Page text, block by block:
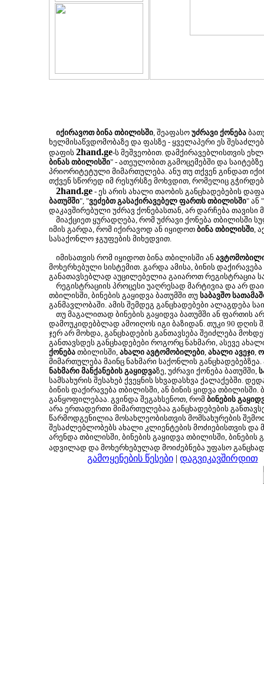
იქირავოთ ბინა თბილისში, შეაფასო უძრავი ქონება
ხელმისაწვდომობაზე და ფასზე - ყველაპერი ეს
დაფის 2hand.ge-ს მეშვეობით. დამქირავებლისთვის
ბინას თბილისში" - ათეულობით გამოცემებში და
პრიორიტეტული მიმართულება. ანუ თუ თქვენ გინდათ
თქვენ სწორედ იმ რესურსზე მოხვდით, რომელიც
2hand.ge - ეს არის ახალი თაობის განცხადებების
ბათუმში", "ვეძებთ გასაქირავებელ ფართს თბილისში" ან "
დაკავშირებული უძრავ ქონებასთან, არ დარჩება
მიაქციეთ ყურადღება, რომ უძრავი ქონება თბილისში
იმის გარდა, რომ იქირავოდ ან იყიდოთ ბინა თბილისში,
სასაქონლო ჯგუფების მიხედვით.
იმისათვის რომ იყიდოთ ბინა თბილისში ან
მოხერხებული სისტემით. გარდა ამისა, ბინის
განათავსებლად აუცილებელია გაიაროთ რეგისტრაცია
რეგისტრაციის პროცესი უაღრესად მარტივია და არ
თბილისში, ბინების გაყიდვა ბათუმში თუ საბავშო
განმავლობაში. ამის შემდეგ განცხადებები ალაგდება
თუ მაგალითად ბინების გაყიდვა ბათუმში ან ფართის
დამოუკიდებბლად ამოიღოს იგი ბაზიდან. თუკი 90 დღის
ჯერ არ მოხდა, განცხადების განთავსება შეიძლება
განთავსდეს განცხადებები როგორც ნახმარი, ასევე
ქონება თბილისში, ახალი ავტომობილები, ახალი ავეჯი,
მიმართულება მაინც ნახმარი საქონლის
ნახმარი მანქანების გაყიდვაზე, უძრავი ქონება ბათუმში,
სამსახურის შესახებ ქვეყნის სხვადასხვა ქალაქებში.
ბინის დაქირავება თბილისში, ან ბინის ყიდვა
განყოფილებაა. გვინდა შეგახსენოთ, რომ ბინების
არა ერთადერთი მიმართულებაა განცხადებების
წარმოდგენილია მოსახლეობისთვის მომსახურების
შესაძლებლობებს ახალი კლიენტების მოძიებისთვის და
არენდა თბილისში, ბინების გაყიდვა თბილისში, ბინების
ადვილად და მოხერხებულად მოიძებნება უფასო
გამოყენების წესები| დაგვიკავშირდით